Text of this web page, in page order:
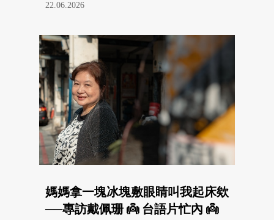
22.06.2026
媽媽拿一塊冰塊敷眼睛叫我起床欸
──專訪戴佩珊 👼 台語片忙內 👼